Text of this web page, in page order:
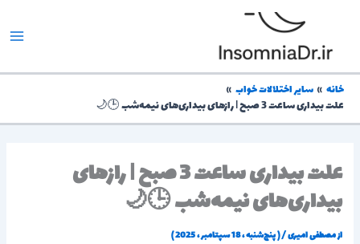
خانه
سایر اختلالات خواب
علت بیداری ساعت 3 صبح | رازهای بیداری‌های نیمه‌شب 🕒🌙
علت بیداری ساعت 3 صبح | رازهای
بیداری‌های نیمه‌شب 🕒🌙
ازمصطفی امیری/( پنج‌شنبه ، 18 سپتامبر ، 2025 )